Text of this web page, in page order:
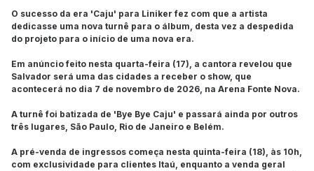
O sucesso da era 'Caju' para Liniker fez com que a artista
dedicasse uma nova turnê para o álbum, desta vez a despedida
do projeto para o início de uma nova era.
Em anúncio feito nesta quarta-feira (17), a cantora revelou que
Salvador será uma das cidades a receber o show, que
acontecerá no dia 7 de novembro de 2026, na Arena Fonte Nova.
A turnê foi batizada de 'Bye Bye Caju' e passará ainda por outros
três lugares, São Paulo, Rio de Janeiro e Belém.
A pré-venda de ingressos começa nesta quinta-feira (18), às 10h,
com exclusividade para clientes Itaú, enquanto a venda geral